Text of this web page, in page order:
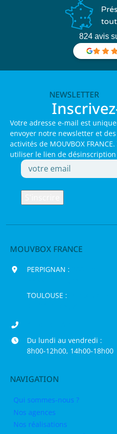
824 avis
NEWSLETTER
Votre adresse e-mail est
envoyer notre newsletter et
activités de MOUVBOX
utiliser le lien de
MOUVBOX FRANCE
PERPIGNAN :
TOULOUSE :
Du lundi au vendredi :
8h00-12h00, 14h00-18h00
NAVIGATION
Qui sommes-nous ?
Nos agences
Nos réalisations